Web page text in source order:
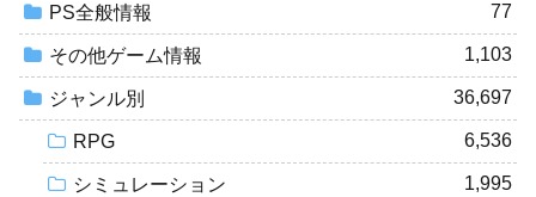
PS全般情報 77
その他ゲーム情報 1,103
ジャンル別 36,697
RPG 6,536
シミュレーション 1,995